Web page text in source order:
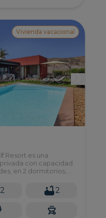
Vivienda vacacional
Resort es una
con capacidad
en 2 dormitorios,
2 2